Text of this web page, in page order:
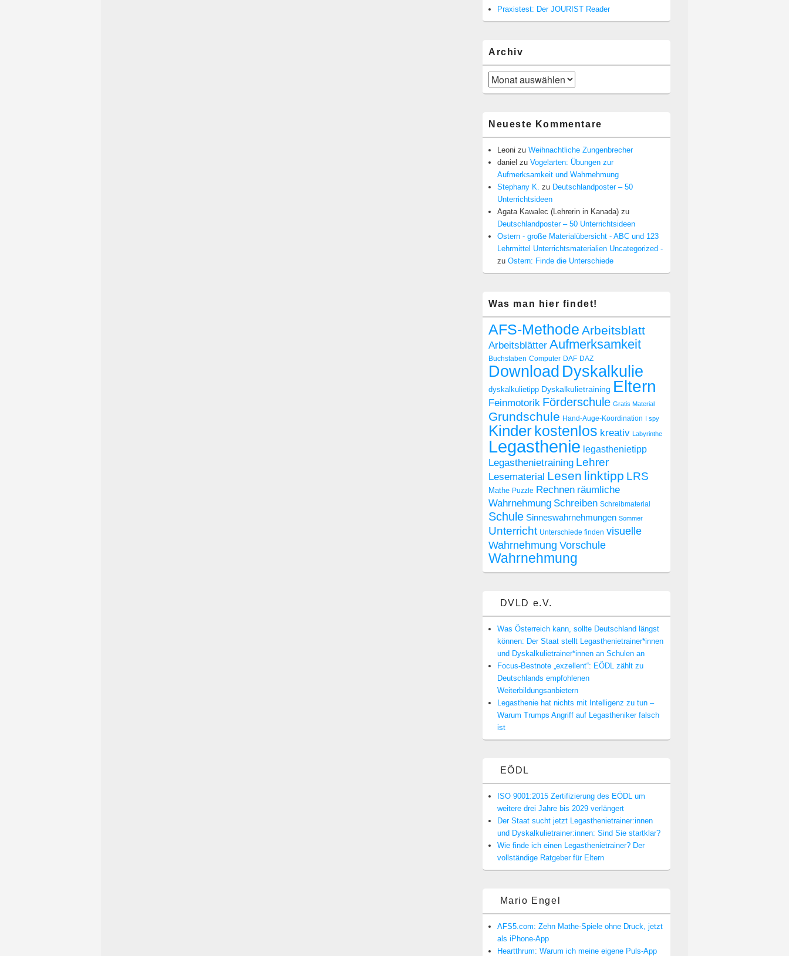
Praxistest: Der JOURIST Reader
Archiv
Archiv
Neueste Kommentare
Leoni zu Weihnachtliche Zungenbrecher
daniel zu Vogelarten: Übungen zur
Aufmerksamkeit und Wahrnehmung
Stephany K. zu Deutschlandposter – 50
Unterrichtsideen
Agata Kawalec (Lehrerin in Kanada) zu
Deutschlandposter – 50 Unterrichtsideen
Ostern - große Materialübersicht - ABC und 123
Lehrmittel Unterrichtsmaterialien Uncategorized -
zu Ostern: Finde die Unterschiede
Was man hier findet!
AFS-Methode Arbeitsblatt
Arbeitsblätter Aufmerksamkeit
Buchstaben Computer DAF DAZ
Download Dyskalkulie
dyskalkulietipp Dyskalkulietraining Eltern
Feinmotorik Förderschule Gratis Material
Grundschule Hand-Auge-Koordination I spy
Kinderkostenlos kreativ Labyrinthe
Legasthenie legasthenietipp
Legasthenietraining Lehrer
Lesematerial Lesen linktipp LRS
Mathe Puzzle Rechnen räumliche
Wahrnehmung Schreiben Schreibmaterial
Schule Sinneswahrnehmungen Sommer
Unterricht Unterschiede finden visuelle
Wahrnehmung Vorschule
Wahrnehmung
DVLD e.V.
Was Österreich kann, sollte Deutschland längst
können: Der Staat stellt Legasthenietrainer*innen
und Dyskalkulietrainer*innen an Schulen an
Focus-Bestnote „exzellent“: EÖDL zählt zu
Deutschlands empfohlenen
Weiterbildungsanbietern
Legasthenie hat nichts mit Intelligenz zu tun –
Warum Trumps Angriff auf Legastheniker falsch
ist
EÖDL
ISO 9001:2015 Zertifizierung des EÖDL um
weitere drei Jahre bis 2029 verlängert
Der Staat sucht jetzt Legasthenietrainer:innen
und Dyskalkulietrainer:innen: Sind Sie startklar?
Wie finde ich einen Legasthenietrainer? Der
vollständige Ratgeber für Eltern
Mario Engel
AFS5.com: Zehn Mathe-Spiele ohne Druck, jetzt
als iPhone-App
Heartthrum: Warum ich meine eigene Puls-App